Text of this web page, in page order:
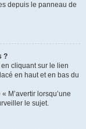
depuis le panneau de
?
cliquant sur le lien
en haut et en bas du
M’avertir lorsqu’une
le sujet.